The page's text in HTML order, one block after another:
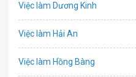
Việc làm Dương Kinh
Việc làm Hải An
Việc làm Hồng Bàng